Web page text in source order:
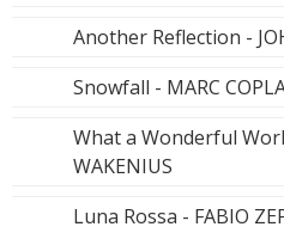
Another Reflection -
Snowfall - MARC
What a Wonderful
WAKENIUS
Luna Rossa - FABIO